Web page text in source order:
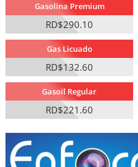
Gasolina Premium
RD$290.10
Gas Licuado
RD$132.60
Gasoil Regular
RD$221.60